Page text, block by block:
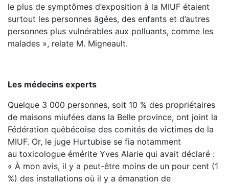
le plus de symptômes d’exposition à la MIUF étaient
surtout les personnes âgées, des enfants et d’autres
personnes plus vulnérables aux polluants, comme les
malades », relate M. Migneault.
Les médecins experts
Quelque 3 000 personnes, soit 10 % des propriétaires
de maisons miufées dans la Belle province, ont joint la
Fédération québécoise des comités de victimes de la
MIUF. Or, le juge Hurtubise se fia notamment
au toxicologue émérite Yves Alarie qui avait déclaré :
« À mon avis, il y a peut-être moins de un pour cent (1
%) des installations où il y a émanation de